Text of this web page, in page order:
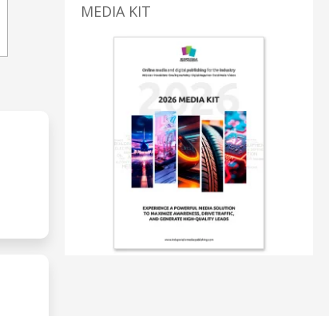
MEDIA KIT